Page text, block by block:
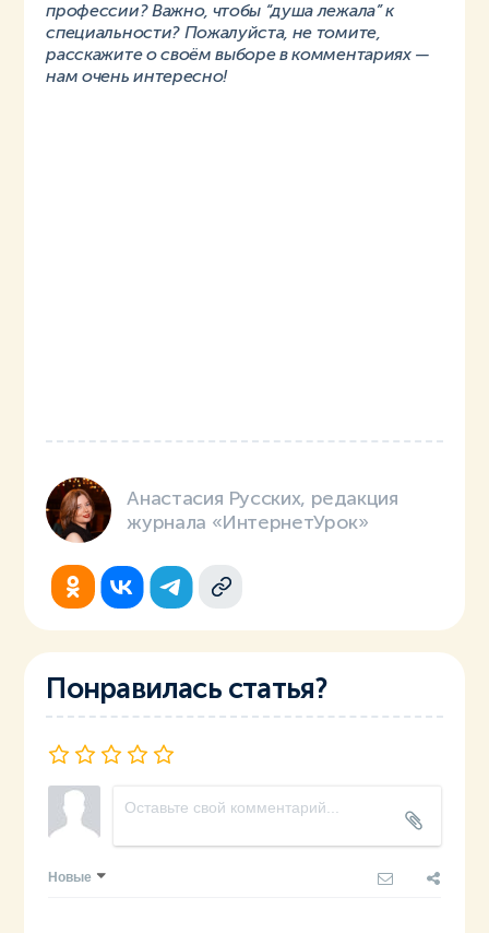
профессии? Важно, чтобы “душа лежала” к
специальности? Пожалуйста, не томите,
расскажите о своём выборе в комментариях —
нам очень интересно!
Анастасия Русских, редакция
журнала «ИнтернетУрок»
Понравилась статья?
Новые